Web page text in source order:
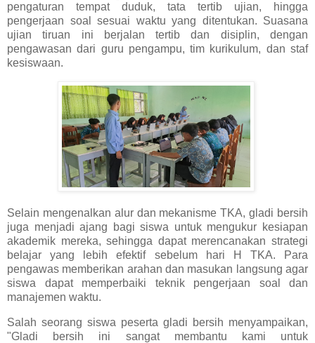
pengaturan tempat duduk, tata tertib ujian, hingga
pengerjaan soal sesuai waktu yang ditentukan. Suasana
ujian tiruan ini berjalan tertib dan disiplin, dengan
pengawasan dari guru pengampu, tim kurikulum, dan staf
kesiswaan.
Selain mengenalkan alur dan mekanisme TKA, gladi bersih
juga menjadi ajang bagi siswa untuk mengukur kesiapan
akademik mereka, sehingga dapat merencanakan strategi
belajar yang lebih efektif sebelum hari H TKA. Para
pengawas memberikan arahan dan masukan langsung agar
siswa dapat memperbaiki teknik pengerjaan soal dan
manajemen waktu.
Salah seorang siswa peserta gladi bersih menyampaikan,
"Gladi bersih ini sangat membantu kami untuk